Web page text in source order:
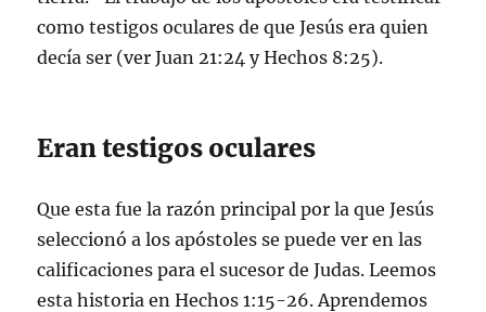
como testigos oculares de que Jesús era quien
decía ser (ver Juan 21:24 y Hechos 8:25).
Eran testigos oculares
Que esta fue la razón principal por la que Jesús
seleccionó a los apóstoles se puede ver en las
calificaciones para el sucesor de Judas. Leemos
esta historia en Hechos 1:15-26. Aprendemos